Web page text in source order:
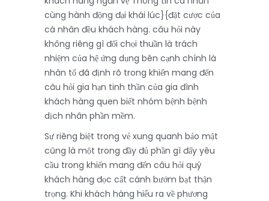
cùng hành động đại khái lúc}{đặt cược của
cá nhân đều khách hàng. câu hỏi này
không riêng gì đối chọi thuần là trách
nhiệm của hệ ứng dụng bên cạnh chính là
nhân tố đã định rõ trong khiến mang đến
câu hỏi gia hạn tinh thần của gia đình
khách hàng quen biết nhóm bệnh bệnh
dịch nhân phần mềm.
Sự riêng biệt trong vẻ xung quanh bảo mật
cũng là một trong đầy đủ phần gì đấy yêu
cầu trong khiến mang đến câu hỏi quý
khách hàng đọc cất cánh bướm bạt thận
trọng. Khi khách hàng hiểu ra về phương